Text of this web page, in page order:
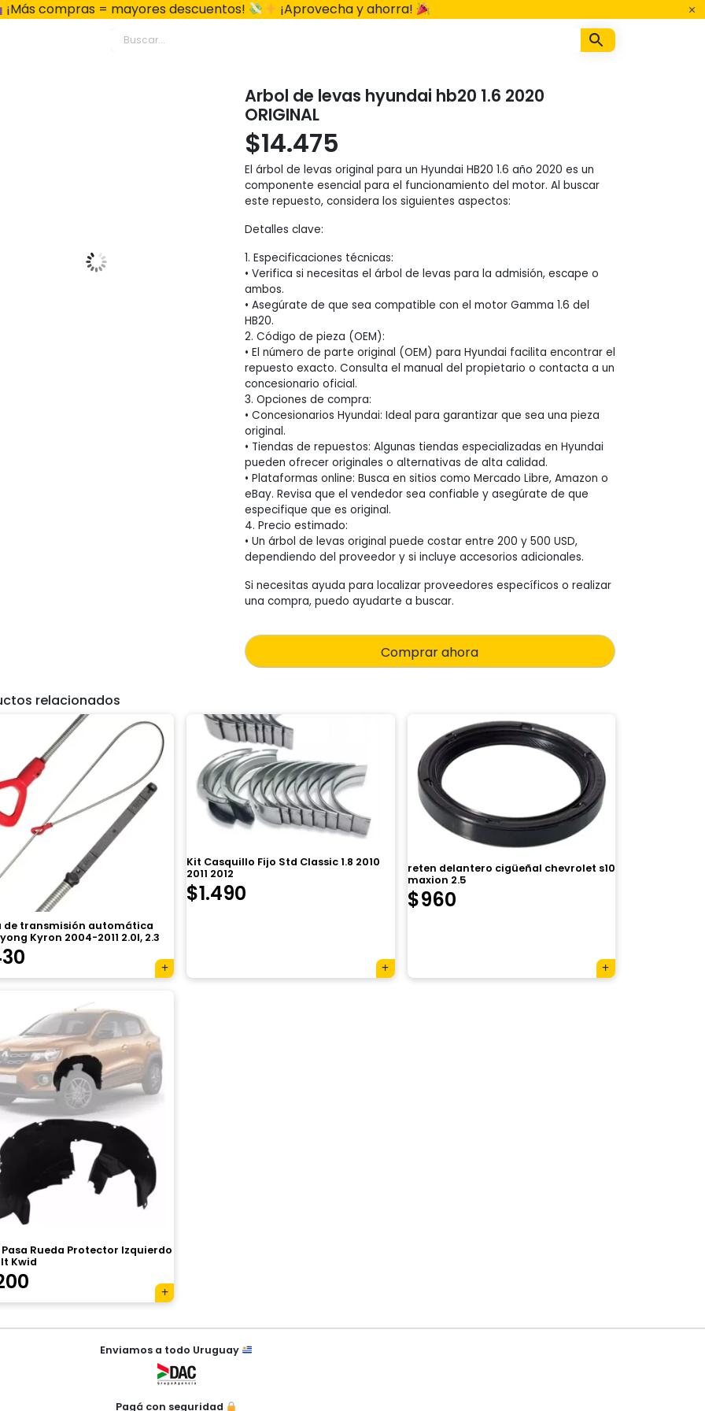
¡Más compras = mayores descuentos! ¡Aprovecha y ahorra!
Arbol de levas hyundai hb20 1.6 2020
ORIGINAL
$14.475
El árbol de levas original para un Hyundai HB20 1.6 año 2020 es un
componente esencial para el funcionamiento del motor. Al buscar
este repuesto, considera los siguientes aspectos:
Detalles clave:
1. Especificaciones técnicas:
• Verifica si necesitas el árbol de levas para la admisión, escape o
ambos.
• Asegúrate de que sea compatible con el motor Gamma 1.6 del
HB20.
2. Código de pieza (OEM):
• El número de parte original (OEM) para Hyundai facilita encontrar el
repuesto exacto. Consulta el manual del propietario o contacta a un
concesionario oficial.
3. Opciones de compra:
• Concesionarios Hyundai: Ideal para garantizar que sea una pieza
original.
• Tiendas de repuestos: Algunas tiendas especializadas en Hyundai
pueden ofrecer originales o alternativas de alta calidad.
• Plataformas online: Busca en sitios como Mercado Libre, Amazon o
eBay. Revisa que el vendedor sea confiable y asegúrate de que
especifique que es original.
4. Precio estimado:
• Un árbol de levas original puede costar entre 200 y 500 USD,
dependiendo del proveedor y si incluye accesorios adicionales.
Si necesitas ayuda para localizar proveedores específicos o realizar
una compra, puedo ayudarte a buscar.
Comprar ahora
relacionados
de transmisión automática
Kyron 2004-2011 2.0l, 2.3
Kit Casquillo Fijo Std Classic 1.8 2010
2011 2012
$1.490
reten delantero cigüeñal chevrolet s10
maxion 2.5
$960
Pasa Rueda Protector Izquierdo
Kwid
Enviamos a todo Uruguay
Pagá con seguridad